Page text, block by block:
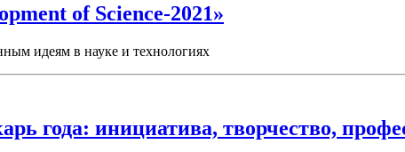
of Science-2021»
идеям в науке и технологиях
года: инициатива, творчество,